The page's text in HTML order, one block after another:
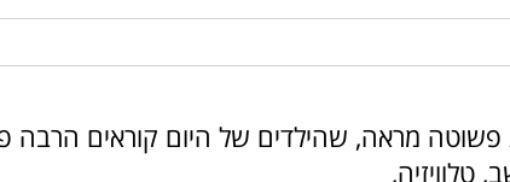
פשוטה מראה, שהילדים של היום קוראים